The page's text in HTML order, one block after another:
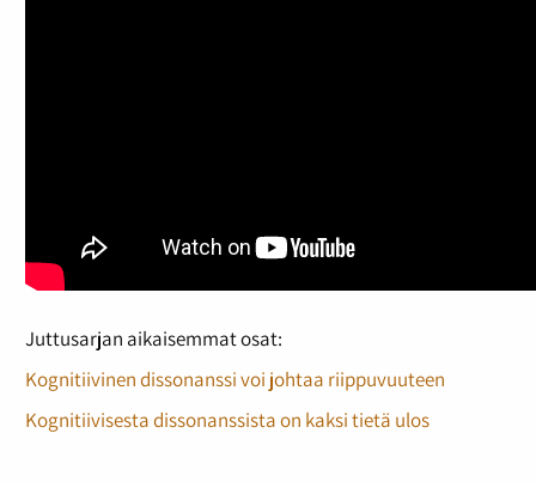
Juttusarjan aikaisemmat osat:
Kognitiivinen dissonanssi voi johtaa riippuvuuteen
Kognitiivisesta dissonanssista on kaksi tietä ulos